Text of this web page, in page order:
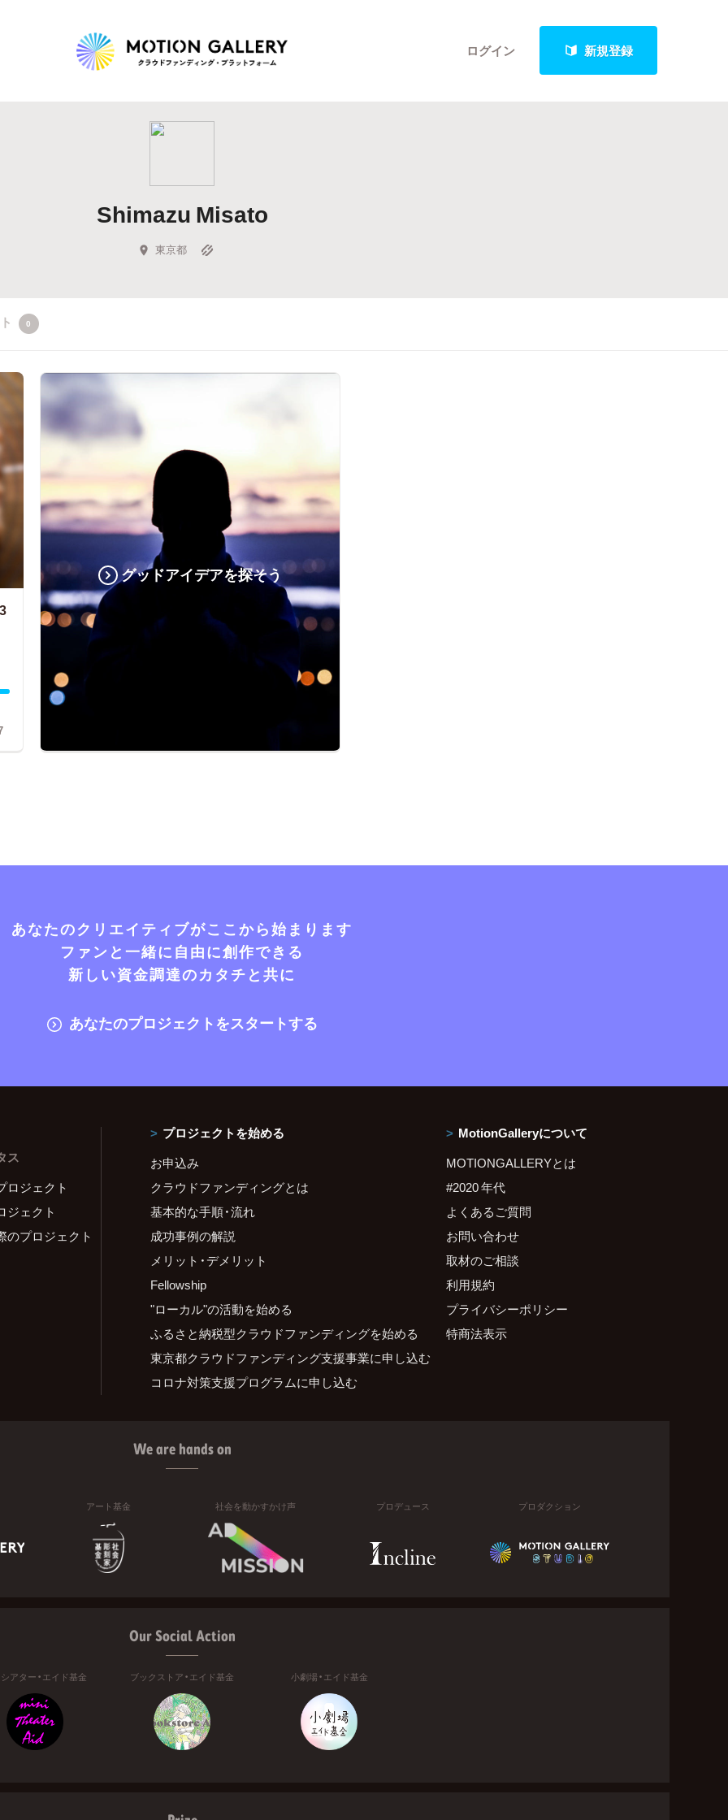
ログイン 新規登録
Highlight
Feature
キュレーターから探す
Shimazu Misato
東京都
0
グッドアイデアを探そう
あなたのクリエイティブがここから始まります
ファンと一緒に自由に創作できる
新しい資金調達のカタチと共に
あなたのプロジェクトをスタートする
ス
ロジェクト
ジェクト
のプロジェクト
プロジェクトを始める
お申込み
クラウドファンディングとは
基本的な手順・流れ
成功事例の解説
メリット・デメリット
Fellowship
"ローカル"の活動を始める
ふるさと納税型クラウドファンディングを始める
東京都クラウドファンディング支援事業に申し込む
コロナ対策支援プログラムに申し込む
MotionGalleryについて
MOTIONGALLERYとは
#2020 年代
よくあるご質問
お問い合わせ
取材のご相談
利用規約
プライバシーポリシー
特商法表示
We are hands on
アート基金 社会を動かすかけ声 プロデュース プロダクション
Our Social Action
アター・エイド基金 ブックストア・エイド基金 小劇場・エイド基金